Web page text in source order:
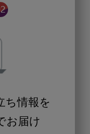
ち情報を
お届け